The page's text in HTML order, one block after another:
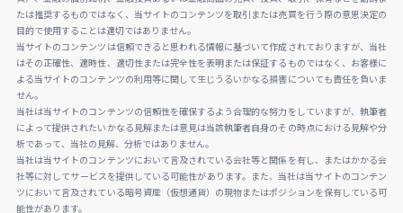
たは推奨するものではなく、当サイトのコンテンツを取引または売買を行う際の意思決定の
目的で使用することは適切ではありません。
当サイトのコンテンツは信頼できると思われる情報に基づいて作成されておりますが、当社
はその正確性、適時性、適切性または完全性を表明または保証するものではなく、お客様に
よる当サイトのコンテンツの利用等に関して生じうるいかなる損害についても責任を負いま
せん。
当社は当サイトのコンテンツの信頼性を確保するよう合理的な努力をしていますが、執筆者
によって提供されたいかなる見解または意見は当該執筆者自身のその時点における見解や分
析であって、当社の見解、分析ではありません。
当社は当サイトのコンテンツにおいて言及されている会社等と関係を有し、またはかかる会
社等に対してサービスを提供している可能性があります。また、当社は当サイトのコンテン
ツにおいて言及されている暗号資産（仮想通貨）の現物またはポジションを保有している可
能性があります。